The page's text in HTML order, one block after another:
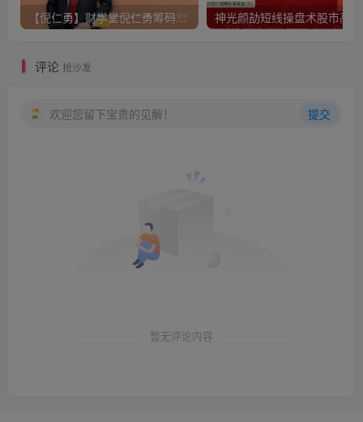
【倪仁勇】财学堂倪仁勇筹码峰跟庄战法系统课+筹码峰指标
评论 抢沙发
欢迎您留下宝贵的见解！ 提交
暂无评论内容